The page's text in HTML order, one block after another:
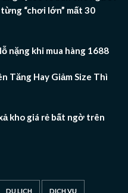
“chơi lớn” mất 30
nặng khi mua hàng 1688
Tăng Hay Giảm Size Thì
kho giá rẻ bất ngờ trên
DU LỊCH DỊCH VỤ